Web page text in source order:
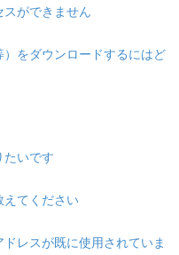
ができません
をダウンロードするにはど
いです
えてください
レスが既に使用されていま